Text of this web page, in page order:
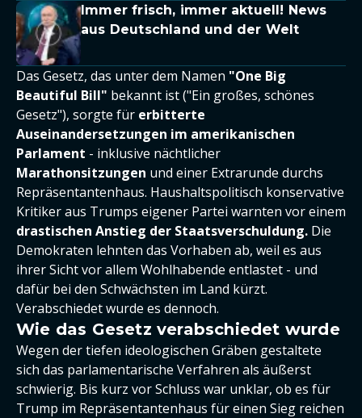
Immer frisch, immer aktuell! News
aus Deutschland und der Welt
Das Gesetz, das unter dem Namen "One Big
Beautiful Bill" bekannt ist ("Ein großes, schönes
Gesetz"), sorgte für erbitterte
Auseinandersetzungen im amerikanischen
Parlament - inklusive nächtlicher
Marathonsitzungen und einer Extrarunde durchs
Repräsentantenhaus. Haushaltspolitisch konservative
Kritiker aus Trumps eigener Partei warnten vor einem
drastischen Anstieg der Staatsverschuldung. Die
Demokraten lehnten das Vorhaben ab, weil es aus
ihrer Sicht vor allem Wohlhabende entlastet - und
dafür bei den Schwächsten im Land kürzt.
Verabschiedet wurde es dennoch.
Wie das Gesetz verabschiedet wurde
Wegen der tiefen ideologischen Gräben gestaltete
sich das parlamentarische Verfahren als äußerst
schwierig. Bis kurz vor Schluss war unklar, ob es für
Trump im Repräsentantenhaus für einen Sieg reichen